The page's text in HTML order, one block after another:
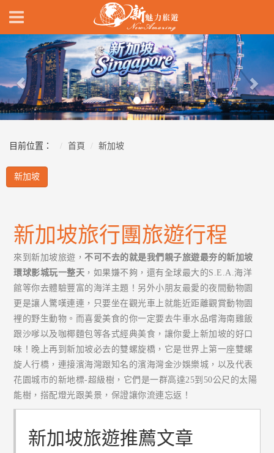
Previous
目前位置： 首頁 新加坡
新加坡
新加坡旅行團旅遊行程
來到新加坡旅遊，不可不去的就是我們親子旅遊最夯的新加坡
環球影城玩一整天 ，如果嫌不夠，還有全球最大的S.E.A.海洋
館等你去體驗豐富的海洋主題！另外小朋友最愛的夜間動物園
更是讓人驚嘆連連，只要坐在觀光車上就能近距離觀賞動物園
裡的野生動物。而喜愛美食的你一定要去牛車水品嚐海南雞飯
跟沙嗲以及咖椰麵包等各式經典美食，讓你愛上新加坡的好口
味！晚上再到新加坡必去的雙螺旋橋，它是世界上第一座雙螺
旋人行橋，連接濱海灣跟知名的濱海灣金沙娛樂城，以及代表
花園城市的新地標-超級樹，它們是一群高達25到50公尺的太陽
能樹，搭配燈光跟美景，保證讓你流連忘返！
新加坡旅遊推薦文章